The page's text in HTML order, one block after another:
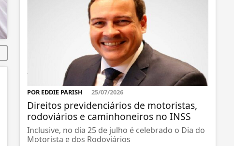
POR EDDIE PARISH 25/07/2026
Direitos previdenciários de motoristas,
rodoviários e caminhoneiros no INSS
Inclusive, no dia 25 de julho é celebrado o Dia do
Motorista e dos Rodoviários